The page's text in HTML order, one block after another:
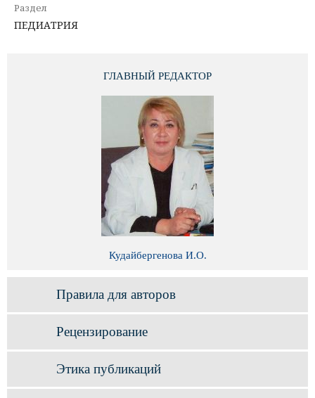
Раздел
ПЕДИАТРИЯ
ГЛАВНЫЙ РЕДАКТОР
Кудайбергенова И.О.
Правила для авторов
Рецензирование
Этика публикаций